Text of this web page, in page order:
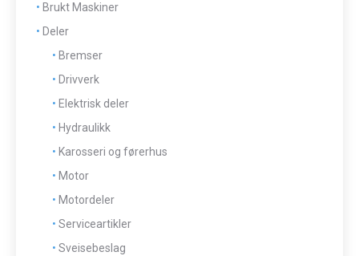
Brukt Maskiner
Deler
Bremser
Drivverk
Elektrisk deler
Hydraulikk
Karosseri og førerhus
Motor
Motordeler
Serviceartikler
Sveisebeslag